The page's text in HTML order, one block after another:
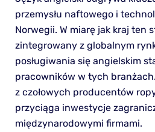
przemysłu naftowego i
Norwegii. W miarę jak kraj ten
zintegrowany z globalnym
posługiwania się angielskim
pracowników w tych
z czołowych producentów
przyciąga inwestycje
międzynarodowymi firmami.